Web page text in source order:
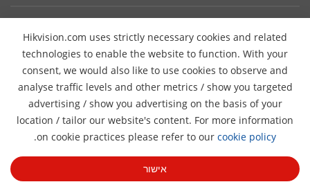
Hikvision.com uses strictly necessary cookies and related
technologies to enable the website to function. With your
consent, we would also like to use cookies to observe and
analyse traffic levels and other metrics / show you targeted
advertising / show you advertising on the basis of your
location / tailor our website's content. For more information
on cookie practices please refer to our cookie policy
.
אישור
משרות
HikSnap
ספריית וידאו
היכן לרכוש
הצהרת נגישות
יצירת קשר
הירשמו לניוזלטר
© 2026 Hangzhou Hikvision Digital Technology Co., Ltd. All
Rights Reserved.
מדיניות פרטיות
מדיניות קובצי Cookie
העדפות קובצי Cookie
בטל רישום